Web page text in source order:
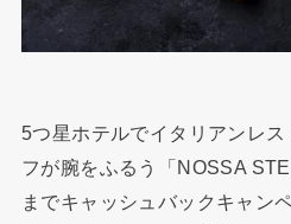
5つ星ホテルでイタリアンレ
フが腕をふるう「NOSSA
までキャッシュバックキャン